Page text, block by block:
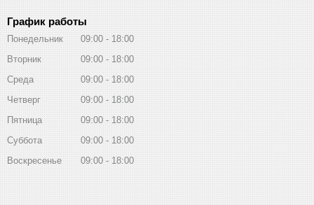
График работы
Понедельник 09:00
18:00
Вторник
09:00
18:00
Среда
09:00
18:00
Четверг
09:00
18:00
Пятница
09:00
18:00
Суббота
09:00
18:00
Воскресенье
09:00 18:00